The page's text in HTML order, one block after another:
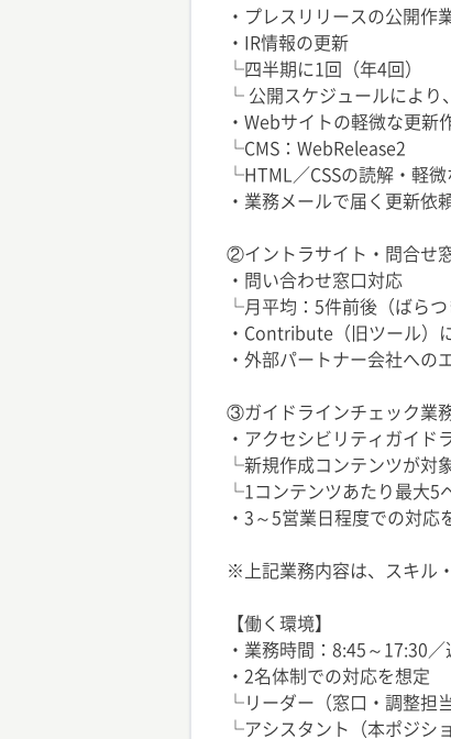
・プレスリリースの公開作
・IR情報の更新
└四半期に1回（年4回）
└ 公開スケジュールにより
・Webサイトの軽微な更新
└CMS：WebRelease2
└HTML／CSSの読解・軽
・業務メールで届く更新依
②イントラサイト・問合せ
・問い合わせ窓口対応
└月平均：5件前後（ばらつ
・Contribute（旧ツール）
・外部パートナー会社への
③ガイドラインチェック業
・アクセシビリティガイド
└新規作成コンテンツが対
└1コンテンツあたり最大5
・3～5営業日程度での対応
※上記業務内容は、スキル
【働く環境】
・業務時間：8:45～17:30／
・2名体制での対応を想定
└リーダー（窓口・調整担当
└アシスタント（本ポジシ